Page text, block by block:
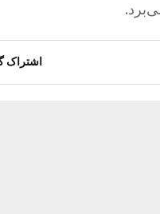
اشتراک